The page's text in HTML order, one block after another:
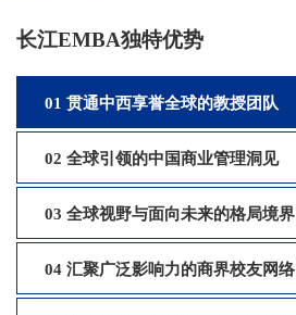
长江EMBA独特优势
01 贯通中西享誉全球的教授团队
02 全球引领的中国商业管理洞见
03 全球视野与面向未来的格局境界
04 汇聚广泛影响力的商界校友网络